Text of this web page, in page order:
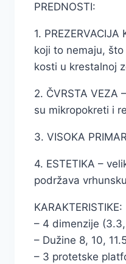
PREDNOSTI:
1.
koji to nemaju,
kosti u krestalnoj
2. ČVRSTA
su mikropokreti i
3. VISOKA
4. ESTETIKA –
podržava
KARAKTERISTIKE:
– 4 dimenzije
– Dužine 8, 10,
– 3 protetske